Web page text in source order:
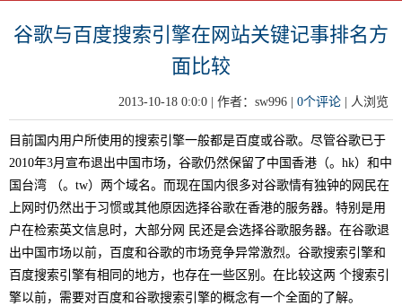
谷歌与百度搜索引擎在网站关键记事排名方
面比较
2013-10-18 0:0:0 | 作者：sw996 | 0个评论 人浏览
目前国内用户所使用的搜索引擎一般都是百度或谷歌。尽管谷歌已于
2010年3月宣布退出中国市场，谷歌仍然保留了中国香港（。hk）和中
国台湾 （。tw）两个域名。而现在国内很多对谷歌情有独钟的网民在
上网时仍然出于习惯或其他原因选择谷歌在香港的服务器。特别是用
户在检索英文信息时，大部分网 民还是会选择谷歌服务器。在谷歌退
出中国市场以前，百度和谷歌的市场竞争异常激烈。谷歌搜索引擎和
百度搜索引擎有相同的地方，也存在一些区别。在比较这两 个搜索引
擎以前，需要对百度和谷歌搜索引擎的概念有一个全面的了解。